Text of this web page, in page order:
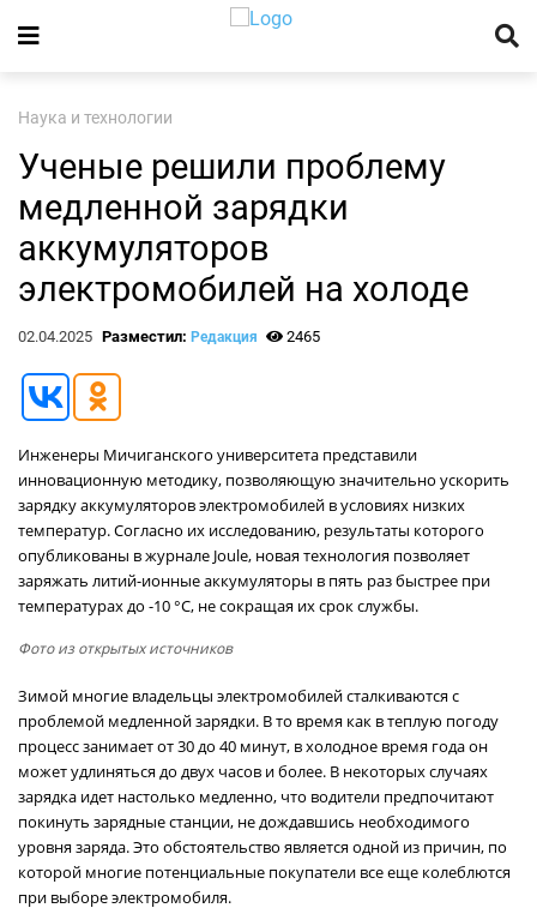
Наука и технологии
Ученые решили проблему
медленной зарядки
аккумуляторов
электромобилей на холоде
02.04.2025 Разместил: Редакция 2465
Инженеры Мичиганского университета представили
инновационную методику, позволяющую значительно ускорить
зарядку аккумуляторов электромобилей в условиях низких
температур. Согласно их исследованию, результаты которого
опубликованы в журнале Joule, новая технология позволяет
заряжать литий-ионные аккумуляторы в пять раз быстрее при
температурах до -10 °C, не сокращая их срок службы.
Фото из открытых источников
Зимой многие владельцы электромобилей сталкиваются с
проблемой медленной зарядки. В то время как в теплую погоду
процесс занимает от 30 до 40 минут, в холодное время года он
может удлиняться до двух часов и более. В некоторых случаях
зарядка идет настолько медленно, что водители предпочитают
покинуть зарядные станции, не дождавшись необходимого
уровня заряда. Это обстоятельство является одной из причин, по
которой многие потенциальные покупатели все еще колеблются
при выборе электромобиля.